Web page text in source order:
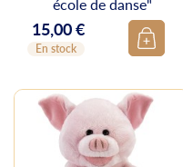
Prix
15,00 €
En stock